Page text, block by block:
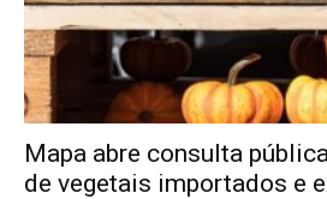
Mapa abre consulta
de vegetais importados e